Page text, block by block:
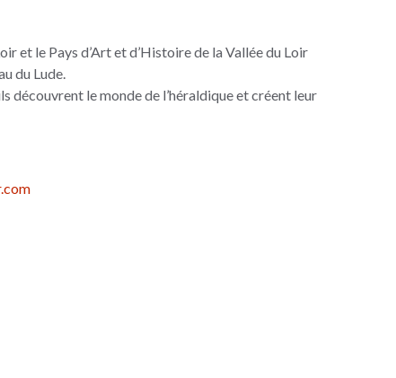
et le Pays d’Art et d’Histoire de la Vallée du Loir
du Lude.
découvrent le monde de l’héraldique et créent leur